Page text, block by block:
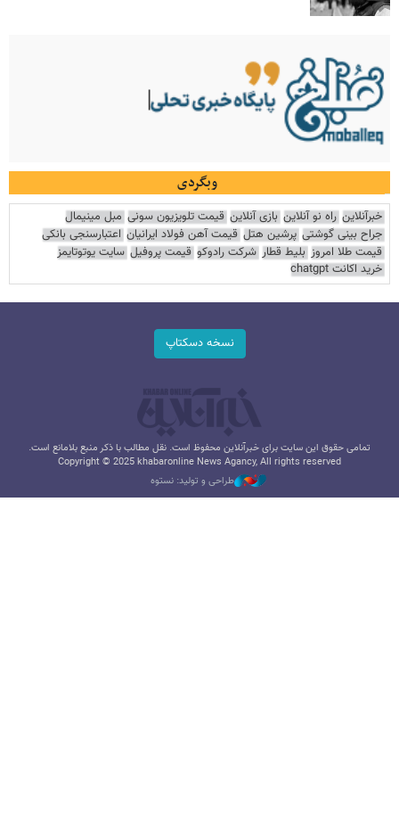
وبگردی
خبرآنلاین راه نو آنلاین بازی آنلاین قیمت تلویزیون سونی مبل مینیمال
جراح بینی گوشتی پرشین هتل قیمت آهن فولاد ایرانیان اعتبارسنجی بانکی
قیمت طلا امروز بلیط قطار شرکت رادوکو قیمت پروفیل سایت یوتوتایمز
خرید اکانت chatgpt
نسخه دسکتاپ
تمامی حقوق این سایت برای خبرآنلاین محفوظ است. نقل مطالب با ذکر منبع بلامانع است.
Copyright © 2025 khabaronline News Agancy, All rights reserved
طراحی و تولید: نستوه